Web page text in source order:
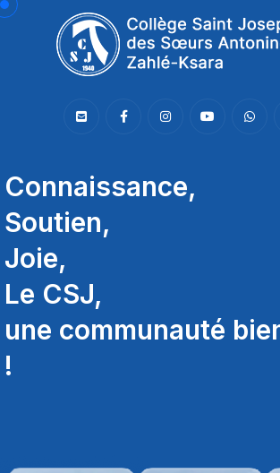
Connaissance,
Soutien,
Joie,
Le CSJ,
une communauté
!